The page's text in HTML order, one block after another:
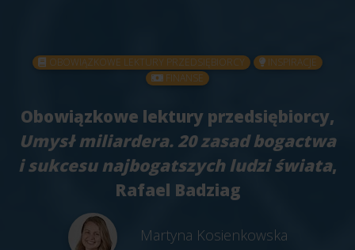
OBOWIĄZKOWE LEKTURY PRZEDSIĘBIORCY
INSPIRACJE
FINANSE
Obowiązkowe lektury przedsiębiorcy,
Umysł miliardera. 20 zasad bogactwa
i sukcesu najbogatszych ludzi świata,
Rafael Badziag
Martyna Kosienkowska